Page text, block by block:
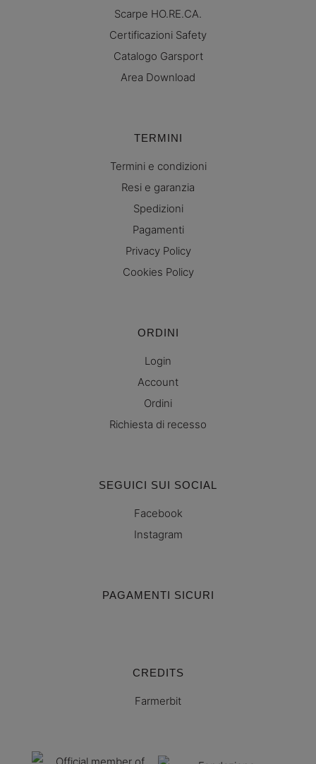
Scarpe HO.RE.CA.
Certificazioni Safety
Catalogo Garsport
Area Download
TERMINI
Termini e condizioni
Resi e garanzia
Spedizioni
Pagamenti
Privacy Policy
Cookies Policy
ORDINI
Login
Account
Ordini
Richiesta di recesso
SEGUICI SUI SOCIAL
Facebook
Instagram
PAGAMENTI SICURI
CREDITS
Farmerbit